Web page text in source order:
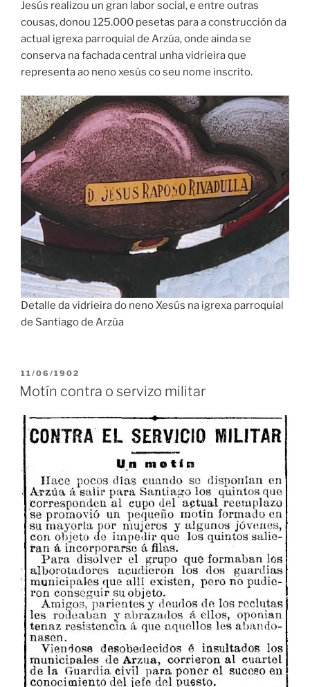
Jesús realizou un gran labor social, e entre outras
cousas, donou 125.000 pesetas para a construcción da
actual igrexa parroquial de Arzúa, onde ainda se
conserva na fachada central unha vidrieira que
representa ao neno xesús co seu nome inscrito.
Detalle da vidrieira do neno Xesús na igrexa parroquial
de Santiago de Arzúa
PUBLICADO
EN
11/06/1902
Motín contra o servizo militar